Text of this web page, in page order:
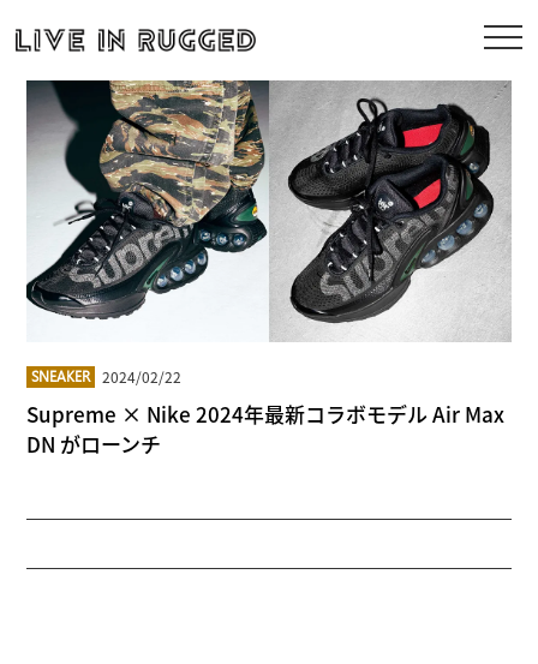
SNEAKER 2024/02/22
Supreme × Nike 2024年最新コラボモデル Air Max
DN がローンチ